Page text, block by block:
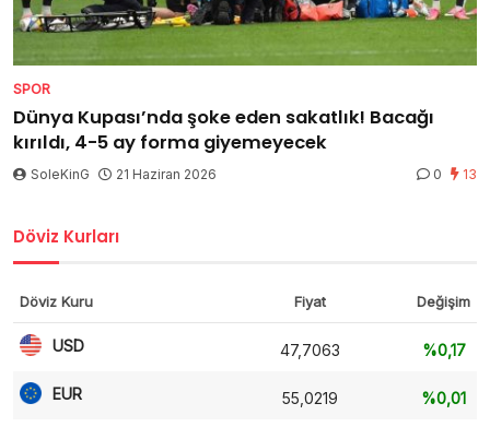
SPOR
Dünya Kupası’nda şoke eden sakatlık! Bacağı
kırıldı, 4-5 ay forma giyemeyecek
SoleKinG 21 Haziran 2026 0 13
Döviz Kurları
Döviz Kuru Fiyat Değişim
USD 47,7063 %0,17
EUR 55,0219 %0,01